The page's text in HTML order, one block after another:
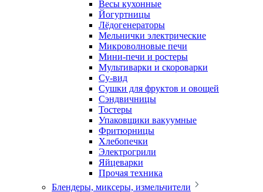
Весы кухонные
Йогуртницы
Лёдогенераторы
Мельнички электрические
Микроволновые печи
Мини-печи и ростеры
Мультиварки и скороварки
Су-вид
Сушки для фруктов и овощей
Сэндвичницы
Тостеры
Упаковщики вакуумные
Фритюрницы
Хлебопечки
Электрогрили
Яйцеварки
Прочая техника
Блендеры, миксеры, измельчители